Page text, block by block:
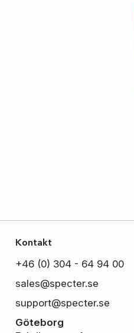
Kontakt
+46 (0) 304 - 64 94 00
sales@specter.se
support@specter.se
Göteborg